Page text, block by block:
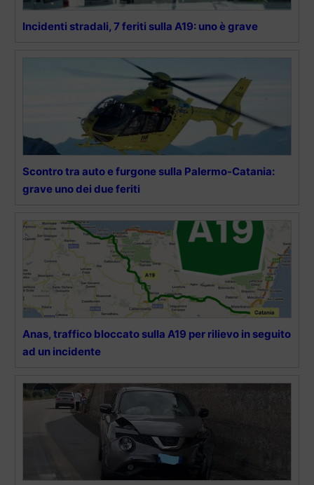
Incidenti stradali, 7 feriti sulla A19: uno è grave
Scontro tra auto e furgone sulla Palermo-Catania:
grave uno dei due feriti
Anas, traffico bloccato sulla A19 per rilievo in seguito
ad un incidente